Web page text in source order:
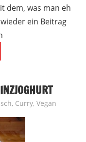
dem, was man eh
ein Beitrag
, Curry,Vegan